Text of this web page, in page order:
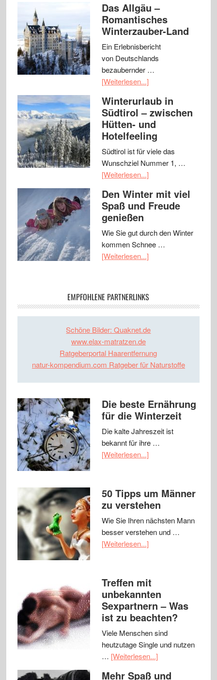
Das Allgäu –
Romantisches
Winterzauber-Land
Ein Erlebnisbericht
von Deutschlands
bezaubernder …
[Weiterlesen...]
Winterurlaub in
Südtirol – zwischen
Hütten- und
Hotelfeeling
Südtirol ist für viele das
Wunschziel Nummer 1, …
[Weiterlesen...]
Den Winter mit viel
Spaß und Freude
genießen
Wie Sie gut durch den Winter
kommen Schnee …
[Weiterlesen...]
EMPFOHLENE PARTNERLINKS
Schöne Bilder: Quaknet.de
www.elax-matratzen.de
Ratgeberportal Haarentfernung
natur-kompendium.com Ratgeber für Naturstoffe
Die beste Ernährung
für die Winterzeit
Die kalte Jahreszeit ist
bekannt für ihre …
[Weiterlesen...]
50 Tipps um Männer
zu verstehen
Wie Sie Ihren nächsten Mann
besser verstehen und …
[Weiterlesen...]
Treffen mit
unbekannten
Sexpartnern – Was
ist zu beachten?
Viele Menschen sind
heutzutage Single und nutzen
… [Weiterlesen...]
Mehr Spaß und